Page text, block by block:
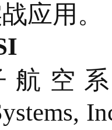
应用。
空系